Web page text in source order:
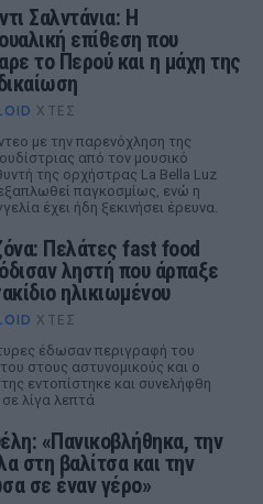
Σαλντάνια: Η
επίθεση που
το Περού και η μάχη της
ΧΤΕΣ
με την παρενόχληση της
από τον μουσικό
της ορχήστρας La Bella Luz
παγκοσμίως, ενώ η
έχει ήδη ξεκινήσει έρευνα.
Πελάτες fast food
ληστή που άρπαξε
ηλικιωμένου
ΧΤΕΣ
έδωσαν περιγραφή του
στους αστυνομικούς και ο
εντοπίστηκε και συνελήφθη
λίγα λεπτά
«Πανικοβλήθηκα, την
στη βαλίτσα και την
σε έναν γέρο»